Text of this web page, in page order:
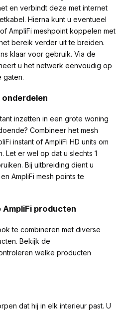
en verbindt deze met internet
Hierna kunt u eventueel
AmpliFi meshpoint koppelen met
bereik verder uit te breiden.
klaar voor gebruik. Via de
u het netwerk eenvoudig op
gaten.
inzetten in een grote woning
Combineer het mesh
instant of AmpliFi HD units om
Let er wel op dat u slechts 1
Bij uitbreiding dient u
AmpliFi mesh points te
AmpliFi producten
te combineren met diverse
Bekijk de
welke producten
dat hij in elk interieur past. U